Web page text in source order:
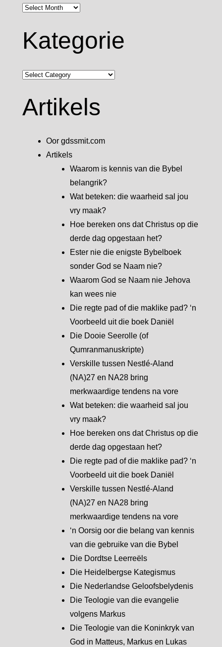
Argief
Kategorie
Kategorie
Artikels
Oor gdssmit.com
Artikels
Waarom is kennis van die Bybel
belangrik?
Wat beteken: die waarheid sal jou
vry maak?
Hoe bereken ons dat Christus op die
derde dag opgestaan het?
Ester nie die enigste Bybelboek
sonder God se Naam nie?
Waarom God se Naam nie Jehova
kan wees nie
Die regte pad of die maklike pad? ‘n
Voorbeeld uit die boek Daniël
Die Dooie Seerolle (of
Qumranmanuskripte)
Verskille tussen Nestlé-Aland
(NA)27 en NA28 bring
merkwaardige tendens na vore
Wat beteken: die waarheid sal jou
vry maak?
Hoe bereken ons dat Christus op die
derde dag opgestaan het?
Die regte pad of die maklike pad? ‘n
Voorbeeld uit die boek Daniël
Verskille tussen Nestlé-Aland
(NA)27 en NA28 bring
merkwaardige tendens na vore
‘n Oorsig oor die belang van kennis
van die gebruike van die Bybel
Die Dordtse Leerreëls
Die Heidelbergse Kategismus
Die Nederlandse Geloofsbelydenis
Die Teologie van die evangelie
volgens Markus
Die Teologie van die Koninkryk van
God in Matteus, Markus en Lukas